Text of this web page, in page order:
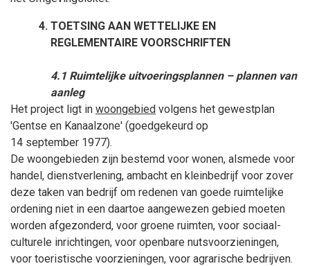
TOETSING AAN WETTELIJKE EN
REGLEMENTAIRE VOORSCHRIFTEN
4.1 Ruimtelijke uitvoeringsplannen – plannen van
aanleg
Het project ligt in woongebied volgens het gewestplan
'Gentse en Kanaalzone' (goedgekeurd op
14 september 1977).
De woongebieden zijn bestemd voor wonen, alsmede voor
handel, dienstverlening, ambacht en kleinbedrijf voor zover
deze taken van bedrijf om redenen van goede ruimtelijke
ordening niet in een daartoe aangewezen gebied moeten
worden afgezonderd, voor groene ruimten, voor sociaal-
culturele inrichtingen, voor openbare nutsvoorzieningen,
voor toeristische voorzieningen, voor agrarische bedrijven.